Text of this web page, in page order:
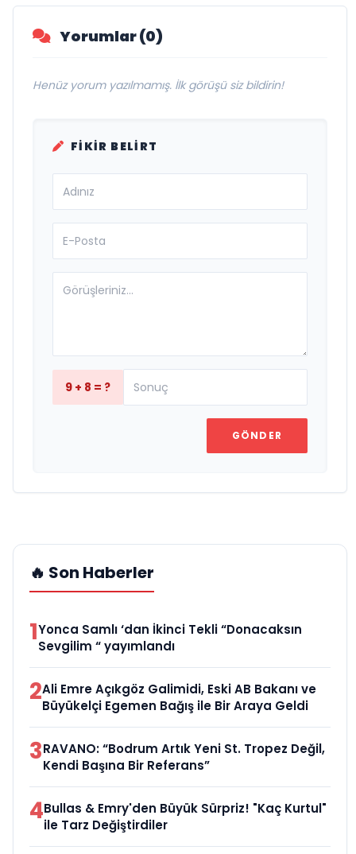
Yorumlar (0)
Henüz yorum yazılmamış. İlk görüşü siz bildirin!
FIKIR BELIRT
9 + 8 = ?
GÖNDER
🔥 Son Haberler
1Yonca Samlı ‘dan İkinci Tekli “Donacaksın
Sevgilim “ yayımlandı
2Ali Emre Açıkgöz Galimidi, Eski AB Bakanı ve
Büyükelçi Egemen Bağış ile Bir Araya Geldi
3RAVANO: “Bodrum Artık Yeni St. Tropez Değil,
Kendi Başına Bir Referans”
4Bullas & Emry'den Büyük Sürpriz! "Kaç Kurtul"
ile Tarz Değiştirdiler